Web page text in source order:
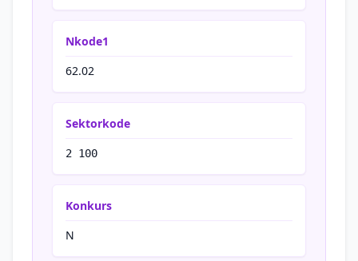
Nkode1
62.02
Sektorkode
2 100
Konkurs
N